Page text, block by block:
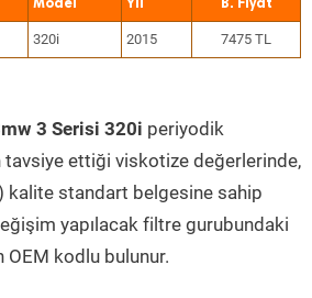
320i 2015 7475 TL
3 Serisi 320i periyodik
tavsiye ettiği viskotize değerlerinde,
kalite standart belgesine sahip
yapılacak filtre gurubundaki
OEM kodlu bulunur.